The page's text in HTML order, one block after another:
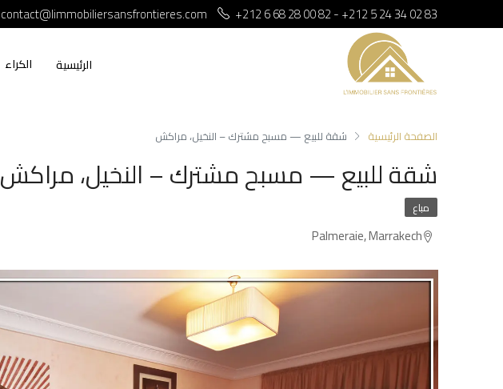
+212 6 68 28 00 82 - +212 5 24 34 02 83
contact@limmobiliersansfrontieres.com
الرئيسية الكراء
الصفحة الرئيسية شقة للبيع — مسبح مشترك – النخيل، مراكش
شقة للبيع — مسبح مشترك – النخيل، مراكش
مباع
Palmeraie, Marrakech